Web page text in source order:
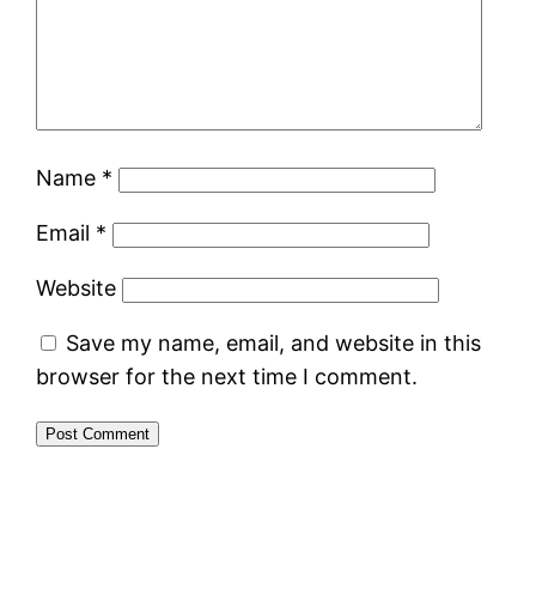
Name *
Email *
Website
Save my name, email, and website in this
browser for the next time I comment.